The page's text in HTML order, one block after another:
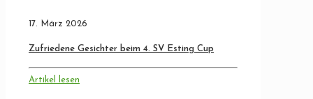
17. März 2026
Zufriedene Gesichter beim 4. SV Esting Cup
Artikel lesen